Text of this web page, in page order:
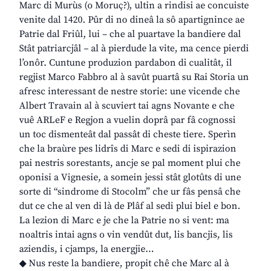
Marc di Murùs (o Moruç?), ultin a rindisi ae concuiste
venite dal 1420. Pûr di no dineâ la sô apartignince ae
Patrie dal Friûl, lui – che al puartave la bandiere dal
Stât patriarcjâl – al à pierdude la vite, ma cence pierdi
l’onôr. Cuntune produzion pardabon di cualitât, il
regjist Marco Fabbro al à savût puartâ su Rai Storia un
afresc interessant de nestre storie: une vicende che
Albert Travain al à scuviert tai agns Novante e che
vuê ARLeF e Regjon a vuelin doprâ par fâ cognossi
un toc dismenteât dal passât di cheste tiere. Sperìn
che la braùre pes lidrîs di Marc e sedi di ispirazion
pai nestris sorestants, ancje se pal moment plui che
oponisi a Vignesie, a somein jessi stât glotûts di une
sorte di “sindrome di Stocolm” che ur fâs pensâ che
dut ce che al ven di là de Plâf al sedi plui biel e bon.
La lezion di Marc e je che la Patrie no si vent: ma
noaltris intai agns o vin vendût dut, lis bancjis, lis
aziendis, i cjamps, la energjie…
◆ Nus reste la bandiere, propit chê che Marc al à